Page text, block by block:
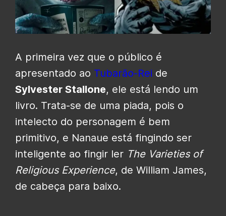
A primeira vez que o público é
apresentado ao Tubarão-Rei de
Sylvester Stallone, ele está lendo um
livro. Trata-se de uma piada, pois o
intelecto do personagem é bem
primitivo, e Nanaue está fingindo ser
inteligente ao fingir ler The Varieties of
Religious Experience, de William James,
de cabeça para baixo.